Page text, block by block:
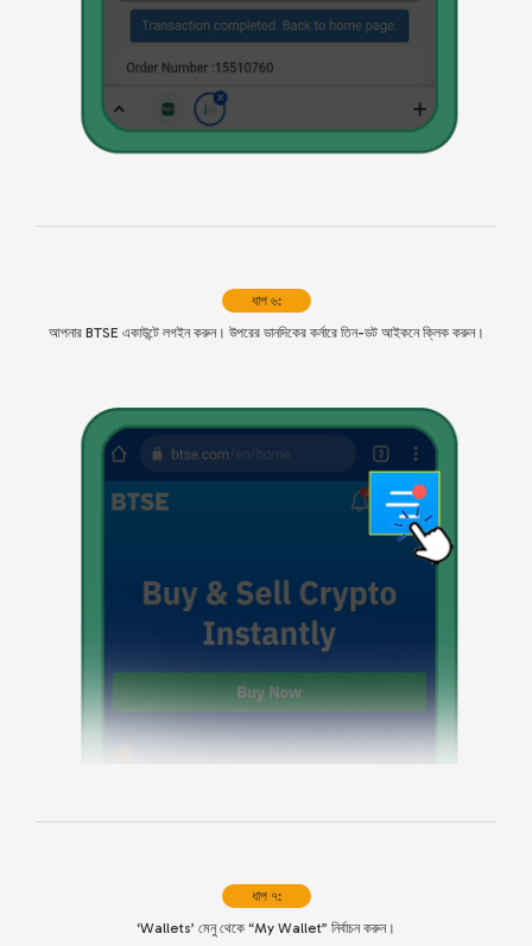
ধাপ ৬:
আপনার BTSE একাউন্টে লগইন করুন। উপরের ডানদিকের কর্নারে তিন-ডট আইকনে ক্লিক করুন।
ধাপ ৭:
‘Wallets’ মেনু থেকে “My Wallet” নির্বাচন করুন।